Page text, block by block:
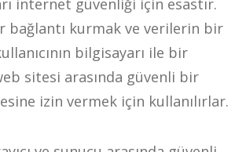
internet güvenliği için esastır.
bağlantı kurmak ve verilerin bir
bilgisayarı ile bir
sitesi arasında güvenli bir
izin vermek için kullanılırlar.